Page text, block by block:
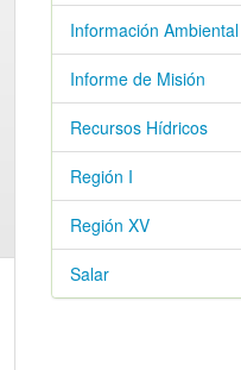
Información Ambiental
Informe de Misión
Recursos Hídricos
Región I
Región XV
Salar